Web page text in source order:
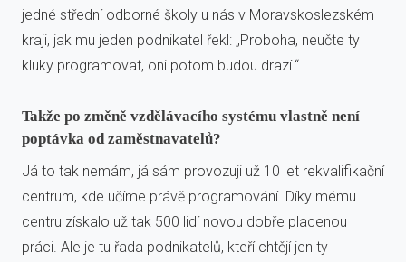
jedné střední odborné školy u nás v Moravskoslezském
kraji, jak mu jeden podnikatel řekl: „Proboha, neučte ty
kluky programovat, oni potom budou drazí.“
Takže po změně vzdělávacího systému vlastně není
poptávka od zaměstnavatelů?
Já to tak nemám, já sám provozuji už 10 let rekvalifikační
centrum, kde učíme právě programování. Díky mému
centru získalo už tak 500 lidí novou dobře placenou
práci. Ale je tu řada podnikatelů, kteří chtějí jen ty